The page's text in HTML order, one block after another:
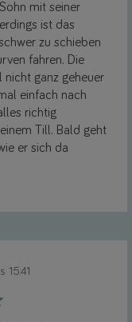
mit seiner
ist das
zu schieben
fahren. Die
nicht ganz geheuer
einfach nach
richtig
Till. Bald geht
er sich da
15:41